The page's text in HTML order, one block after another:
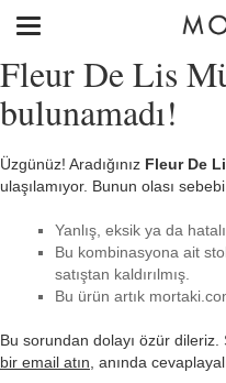
Fleur De Lis
bulunamadı!
Üzgünüz! Aradığınız Fleur De
ulaşılamıyor. Bunun olası
Yanlış, eksik ya da
Bu kombinasyona ait
satıştan kaldırılmış.
Bu ürün artık
Bu sorundan dolayı özür
bir email atın , anında